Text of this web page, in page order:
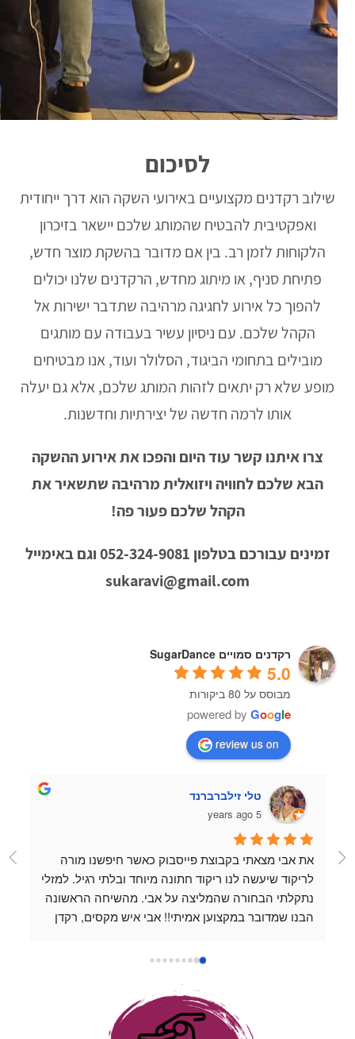
לסיכום
שילוב רקדנים מקצועיים באירועי השקה הוא דרך ייחודית
ואפקטיבית להבטיח שהמותג שלכם יישאר בזיכרון
הלקוחות לזמן רב. בין אם מדובר בהשקת מוצר חדש,
פתיחת סניף, או מיתוג מחדש, הרקדנים שלנו יכולים
להפוך כל אירוע לחגיגה מרהיבה שתדבר ישירות אל
הקהל שלכם. עם ניסיון עשיר בעבודה עם מותגים
מובילים בתחומי הביגוד, הסלולר ועוד, אנו מבטיחים
מופע שלא רק יתאים לזהות המותג שלכם, אלא גם יעלה
אותו לרמה חדשה של יצירתיות וחדשנות.
צרו איתנו קשר עוד היום והפכו את אירוע ההשקה
הבא שלכם לחוויה ויזואלית מרהיבה שתשאיר את
הקהל שלכם פעור פה!
זמינים עבורכם בטלפון 052-324-9081וגם באימייל
sukaravi@gmail.com
רקדנים סמויים SugarDance
5.0
מבוסס על 80 ביקורות
powered by Google
review us on
טלי זילברברנד
5 years ago
החמיא לנו על הריקוד המדהים שלנו ❤️